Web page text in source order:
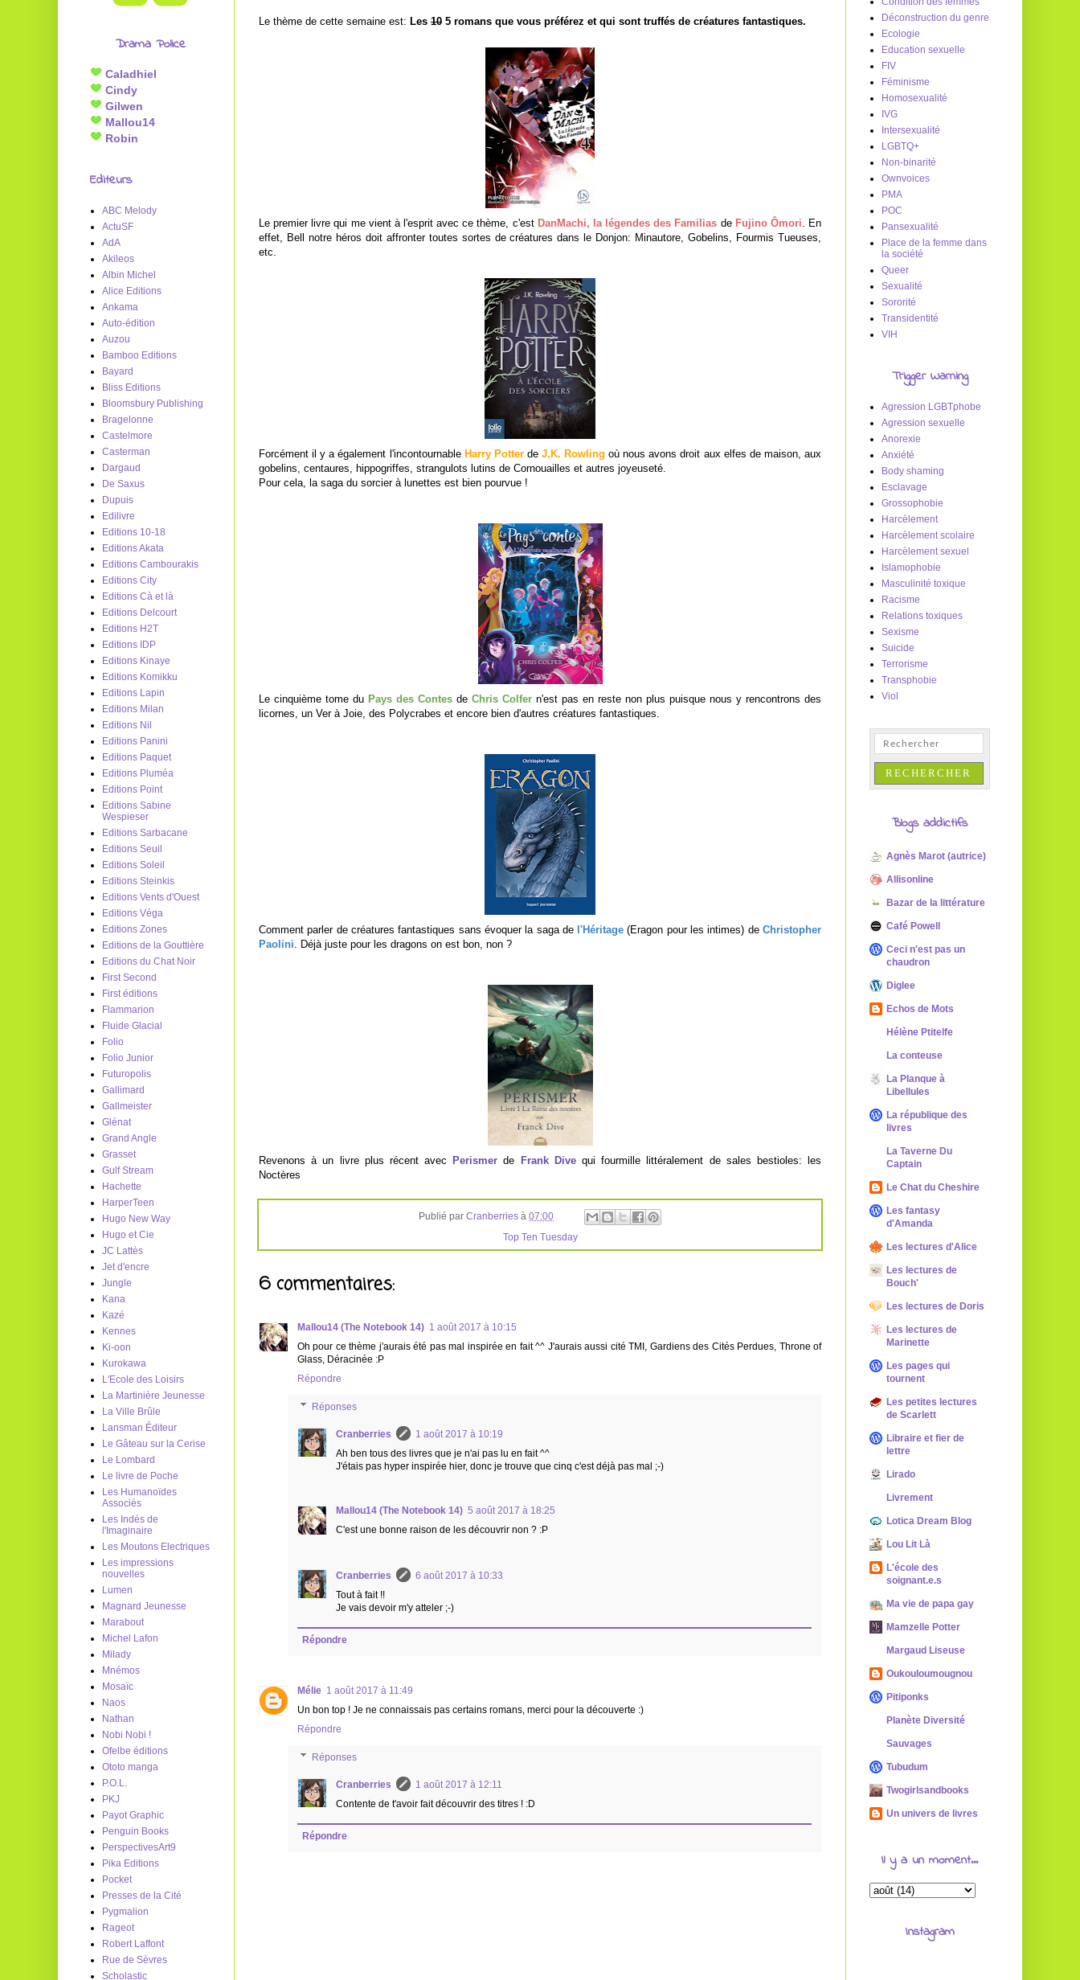
Le thème de cette semaine est: Les 10 5 romans que vous préférez et qui sont truffés de créatures fantastiques.
Le premier livre qui me vient à l'esprit avec ce thème, c'est DanMachi, la légendes des Familias de Fujino Ômori . En
effet, Bell notre héros doit affronter toutes sortes de créatures dans le Donjon: Minautore, Gobelins, Fourmis Tueuses,
etc.
Forcément il y a également l'incontournable Harry Potterde J.K. Rowling où nous avons droit aux elfes de maison, aux
gobelins, centaures, hippogriffes, strangulots lutins de Cornouailles et autres joyeuseté.
Pour cela, la saga du sorcier à lunettes est bien pourvue !
Le cinquième tome du Pays des Contes de Chris Colfer n'est pas en reste non plus puisque nous y rencontrons des
licornes, un Ver à Joie, des Polycrabes et encore bien d'autres créatures fantastiques.
Comment parler de créatures fantastiques sans évoquer la saga de l'Héritage (Eragon pour les intimes) de Christopher
Paolini . Déjà juste pour les dragons on est bon, non ?
Revenons à un livre plus récent avec Perismer de Frank Divequi fourmille littéralement de sales bestioles: les
Noctères
Publié par Cranberries à 07:00
Top Ten Tuesday
6 commentaires:
Mallou14 (The Notebook 14) 1 août 2017 à 10:15
Oh pour ce thème j'aurais été pas mal inspirée en fait ^^ J'aurais aussi cité TMI, Gardiens des Cités Perdues, Throne of
Glass, Déracinée :P
Répondre
Réponses
Cranberries
1 août 2017 à 10:19
Ah ben tous des livres que je n'ai pas lu en fait ^^
J'étais pas hyper inspirée hier, donc je trouve que cinq c'est déjà pas mal ;-)
Mallou14 (The Notebook 14) 5 août 2017 à 18:25
C'est une bonne raison de les découvrir non ? :P
Cranberries
6 août 2017 à 10:33
Tout à fait !!
Je vais devoir m'y atteler ;-)
Répondre
Mélie 1 août 2017 à 11:49
Un bon top ! Je ne connaissais pas certains romans, merci pour la découverte :)
Répondre
Réponses
Cranberries
1 août 2017 à 12:11
Contente de t'avoir fait découvrir des titres ! :D
Répondre
Drama Police
Caladhiel
Cindy
Gilwen
Mallou14
Robin
Editeurs
ABC Melody
ActuSF
AdA
Akileos
Albin Michel
Alice Editions
Ankama
Auto-édition
Auzou
Bamboo Editions
Bayard
Bliss Editions
Bloomsbury Publishing
Bragelonne
Castelmore
Casterman
Dargaud
De Saxus
Dupuis
Edilivre
Editions 10-18
Editions Akata
Editions Cambourakis
Editions City
Editions Cà et là
Editions Delcourt
Editions H2T
Editions IDP
Editions Kinaye
Editions Komikku
Editions Lapin
Editions Milan
Editions Nil
Editions Panini
Editions Paquet
Editions Pluméa
Editions Point
Editions Sabine
Wespieser
Editions Sarbacane
Editions Seuil
Editions Soleil
Editions Steinkis
Editions Vents d'Ouest
Editions Véga
Editions Zones
Editions de la Gouttière
Editions du Chat Noir
First Second
First éditions
Flammarion
Fluide Glacial
Folio
Folio Junior
Futuropolis
Gallimard
Gallmeister
Glénat
Grand Angle
Grasset
Gulf Stream
Hachette
HarperTeen
Hugo New Way
Hugo et Cie
JC Lattès
Jet d'encre
Jungle
Kana
Kazé
Kennes
Ki-oon
Kurokawa
L'Ecole des Loisirs
La Martinière Jeunesse
La Ville Brûle
Lansman Éditeur
Le Gâteau sur la Cerise
Le Lombard
Le livre de Poche
Les Humanoïdes
Associés
Les Indés de
l'Imaginaire
Les Moutons Electriques
Les impressions
nouvelles
Lumen
Magnard Jeunesse
Marabout
Michel Lafon
Milady
Mnémos
Mosaïc
Naos
Nathan
Nobi Nobi !
Ofelbe éditions
Ototo manga
P.O.L.
PKJ
Payot Graphic
Penguin Books
PerspectivesArt9
Pika Editions
Pocket
Presses de la Cité
Pygmalion
Rageot
Robert Laffont
Rue de Sèvres
Scholastic
Déconstruction du genre
Ecologie
Education sexuelle
FIV
Féminisme
Homosexualité
IVG
Intersexualité
LGBTQ+
Non-binarité
Ownvoices
PMA
POC
Pansexualité
Place de la femme dans
la société
Queer
Sexualité
Sororité
Transidentité
VIH
Trigger Warning
Agression LGBTphobe
Agression sexuelle
Anorexie
Anxiété
Body shaming
Esclavage
Grossophobie
Harcèlement
Harcèlement scolaire
Harcèlement sexuel
Islamophobie
Masculinité toxique
Racisme
Relations toxiques
Sexisme
Suicide
Terrorisme
Transphobie
Viol
Blogs addictifs
Agnès Marot (autrice)
Allisonline
Bazar de la littérature
Café Powell
Ceci n'est pas un
chaudron
Diglee
Echos de Mots
Hélène Ptitelfe
La conteuse
La Planque à
Libellules
La république des
livres
La Taverne Du
Captain
Le Chat du Cheshire
Les fantasy
d'Amanda
Les lectures d'Alice
Les lectures de
Bouch'
Les lectures de Doris
Les lectures de
Marinette
Les pages qui
tournent
Les petites lectures
de Scarlett
Libraire et fier de
lettre
Lirado
Livrement
Lotica Dream Blog
Lou Lit Là
L'école des
soignant.e.s
Ma vie de papa gay
Mamzelle Potter
Margaud Liseuse
Oukouloumougnou
Pitiponks
Planète Diversité
Sauvages
Tubudum
Twogirlsandbooks
Un univers de livres
Il y a un moment...
Instagram